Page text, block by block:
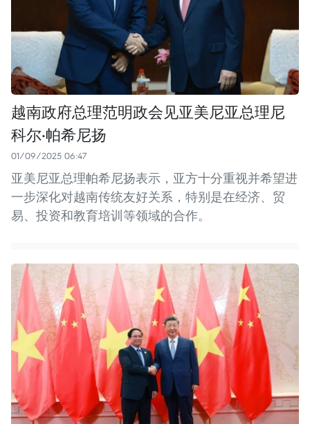
越南政府总理范明政会见亚美尼亚总理尼
科尔·帕希尼扬
01/09/2025 06:47
亚美尼亚总理帕希尼扬表示，亚方十分重视并希望进
一步深化对越南传统友好关系，特别是在经济、贸
易、投资和教育培训等领域的合作。